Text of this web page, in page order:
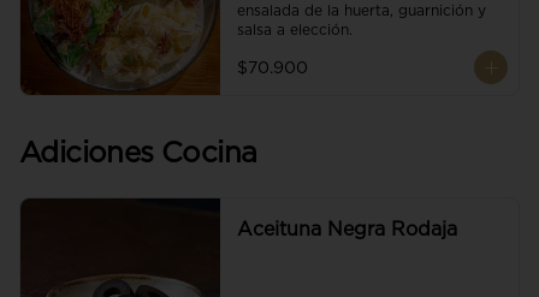
ensalada de la huerta, guarnición y
salsa a elección.
$70.900
Adiciones Cocina
Aceituna Negra Rodaja